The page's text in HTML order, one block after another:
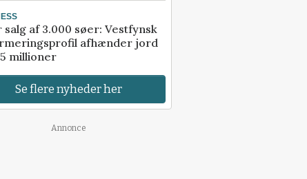
salg af 3.000 søer: Vestfynsk
afhænder jord
millioner
Se flere nyheder her
Annonce